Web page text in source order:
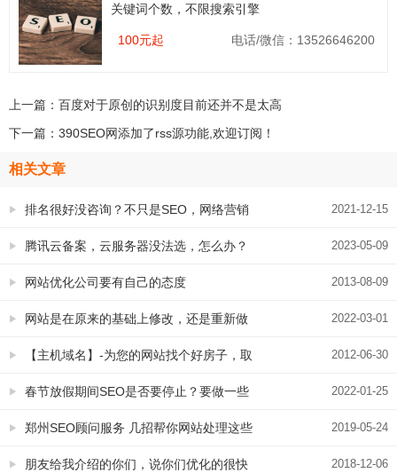
关键词个数，不限搜索引擎
100元起 电话/微信：13526646200
上一篇： 百度对于原创的识别度目前还并不是太高
下一篇： 390SEO网添加了rss源功能,欢迎订阅！
相关文章
2021-12-15
排名很好没咨询？不只是SEO，网络营销
还要考虑一个很重要的事情：转化率！ 2023-05-09
腾讯云备案，云服务器没法选，怎么办？
2013-08-09
网站优化公司要有自己的态度
2022-03-01
网站是在原来的基础上修改，还是重新做
更合适？ 2012-06-30
【主机域名】-为您的网站找个好房子，取
个好名字 2022-01-25
春节放假期间SEO是否要停止？要做一些
什么工作 2019-05-24
郑州SEO顾问服务 几招帮你网站处理这些
网站优化难题 2018-12-06
朋友给我介绍的你们，说你们优化的很快